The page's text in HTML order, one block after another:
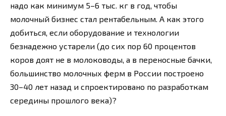
надо как минимум 5–6 тыс. кг в год, чтобы
молочный бизнес стал рентабельным. А как этого
добиться, если оборудование и технологии
безнадежно устарели (до сих пор 60 процентов
коров доят не в молоководы, а в переносные бачки,
большинство молочных ферм в России построено
30–40 лет назад и спроектировано по разработкам
середины прошлого века)?